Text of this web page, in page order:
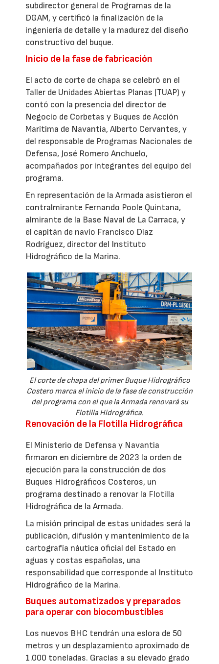
subdirector general de Programas de la
DGAM, y certificó la finalización de la
ingeniería de detalle y la madurez del diseño
constructivo del buque.
Inicio de la fase de fabricación
El acto de corte de chapa se celebró en el
Taller de Unidades Abiertas Planas (TUAP) y
contó con la presencia del director de
Negocio de Corbetas y Buques de Acción
Marítima de Navantia, Alberto Cervantes, y
del responsable de Programas Nacionales de
Defensa, José Romero Anchuelo,
acompañados por integrantes del equipo del
programa.
En representación de la Armada asistieron el
contralmirante Fernando Poole Quintana,
almirante de la Base Naval de La Carraca, y
el capitán de navío Francisco Díaz
Rodríguez, director del Instituto
Hidrográfico de la Marina.
El corte de chapa del primer Buque Hidrográfico
Costero marca el inicio de la fase de construcción
del programa con el que la Armada renovará su
Flotilla Hidrográfica.
Renovación de la Flotilla Hidrográfica
El Ministerio de Defensa y Navantia
firmaron en diciembre de 2023 la orden de
ejecución para la construcción de dos
Buques Hidrográficos Costeros, un
programa destinado a renovar la Flotilla
Hidrográfica de la Armada.
La misión principal de estas unidades será la
publicación, difusión y mantenimiento de la
cartografía náutica oficial del Estado en
aguas y costas españolas, una
responsabilidad que corresponde al Instituto
Hidrográfico de la Marina.
Buques automatizados y preparados
para operar con biocombustibles
Los nuevos BHC tendrán una eslora de 50
metros y un desplazamiento aproximado de
1.000 toneladas. Gracias a su elevado grado